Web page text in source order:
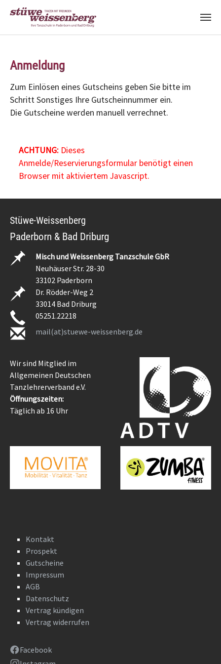
Anmeldung
Zum Einlösen eines Gutscheins geben Sie bitte im
Schritt Sonstiges Ihre Gutscheinnummer ein.
Die Gutscheine werden manuell verrechnet.
ACHTUNG:Dieses
Anmelde/Reservierungsformular benötigt einen
Browser mit aktiviertem Javascript.
Stüwe-Weissenberg
Paderborn & Bad Driburg
Misch und Weissenberg Tanzschule GbR
Neuhäuser Str. 28-30
33102 Paderborn
Dr. Rödder-Weg 2
33014 Bad Driburg
05251.22218
mail(at)stuewe-weissenberg.de
Wir sind Mitglied im
Allgemeinen Deutschen
Tanzlehrerverband e.V.
Öffnungszeiten:
Täglich ab 16 Uhr
Kontakt
Prospekt
Gutscheine
Impressum
AGB
Datenschutz
Vertrag kündigen
Vertrag widerrufen
Facebook